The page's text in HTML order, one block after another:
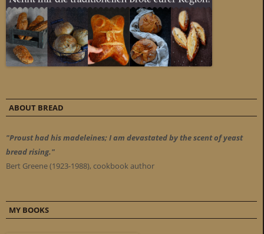
ABOUT BREAD
"Proust had his madeleines; I am devastated by the scent of yeast
bread rising."
Bert Greene (1923-1988), cookbook author
MY BOOKS